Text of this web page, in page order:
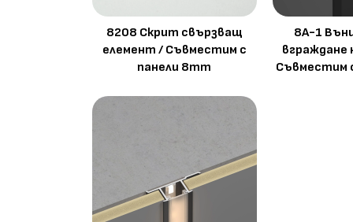
8208 Скрит свързващ
елемент / Съвместим с
панели 8mm
8A-1
вграждане
Съвместим